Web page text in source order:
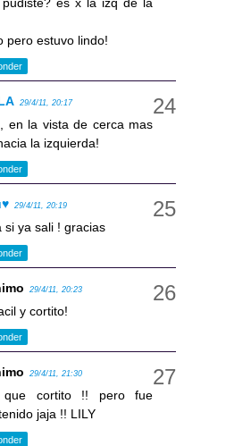
pudiste? es x la izq de la
pero estuvo lindo!
29/4/11, 20:17
en la vista de cerca mas
la izquierda!
29/4/11, 20:19
si ya sali ! gracias
29/4/11, 20:23
y cortito!
29/4/11, 21:30
que cortito !! pero fue
jaja !! LILY